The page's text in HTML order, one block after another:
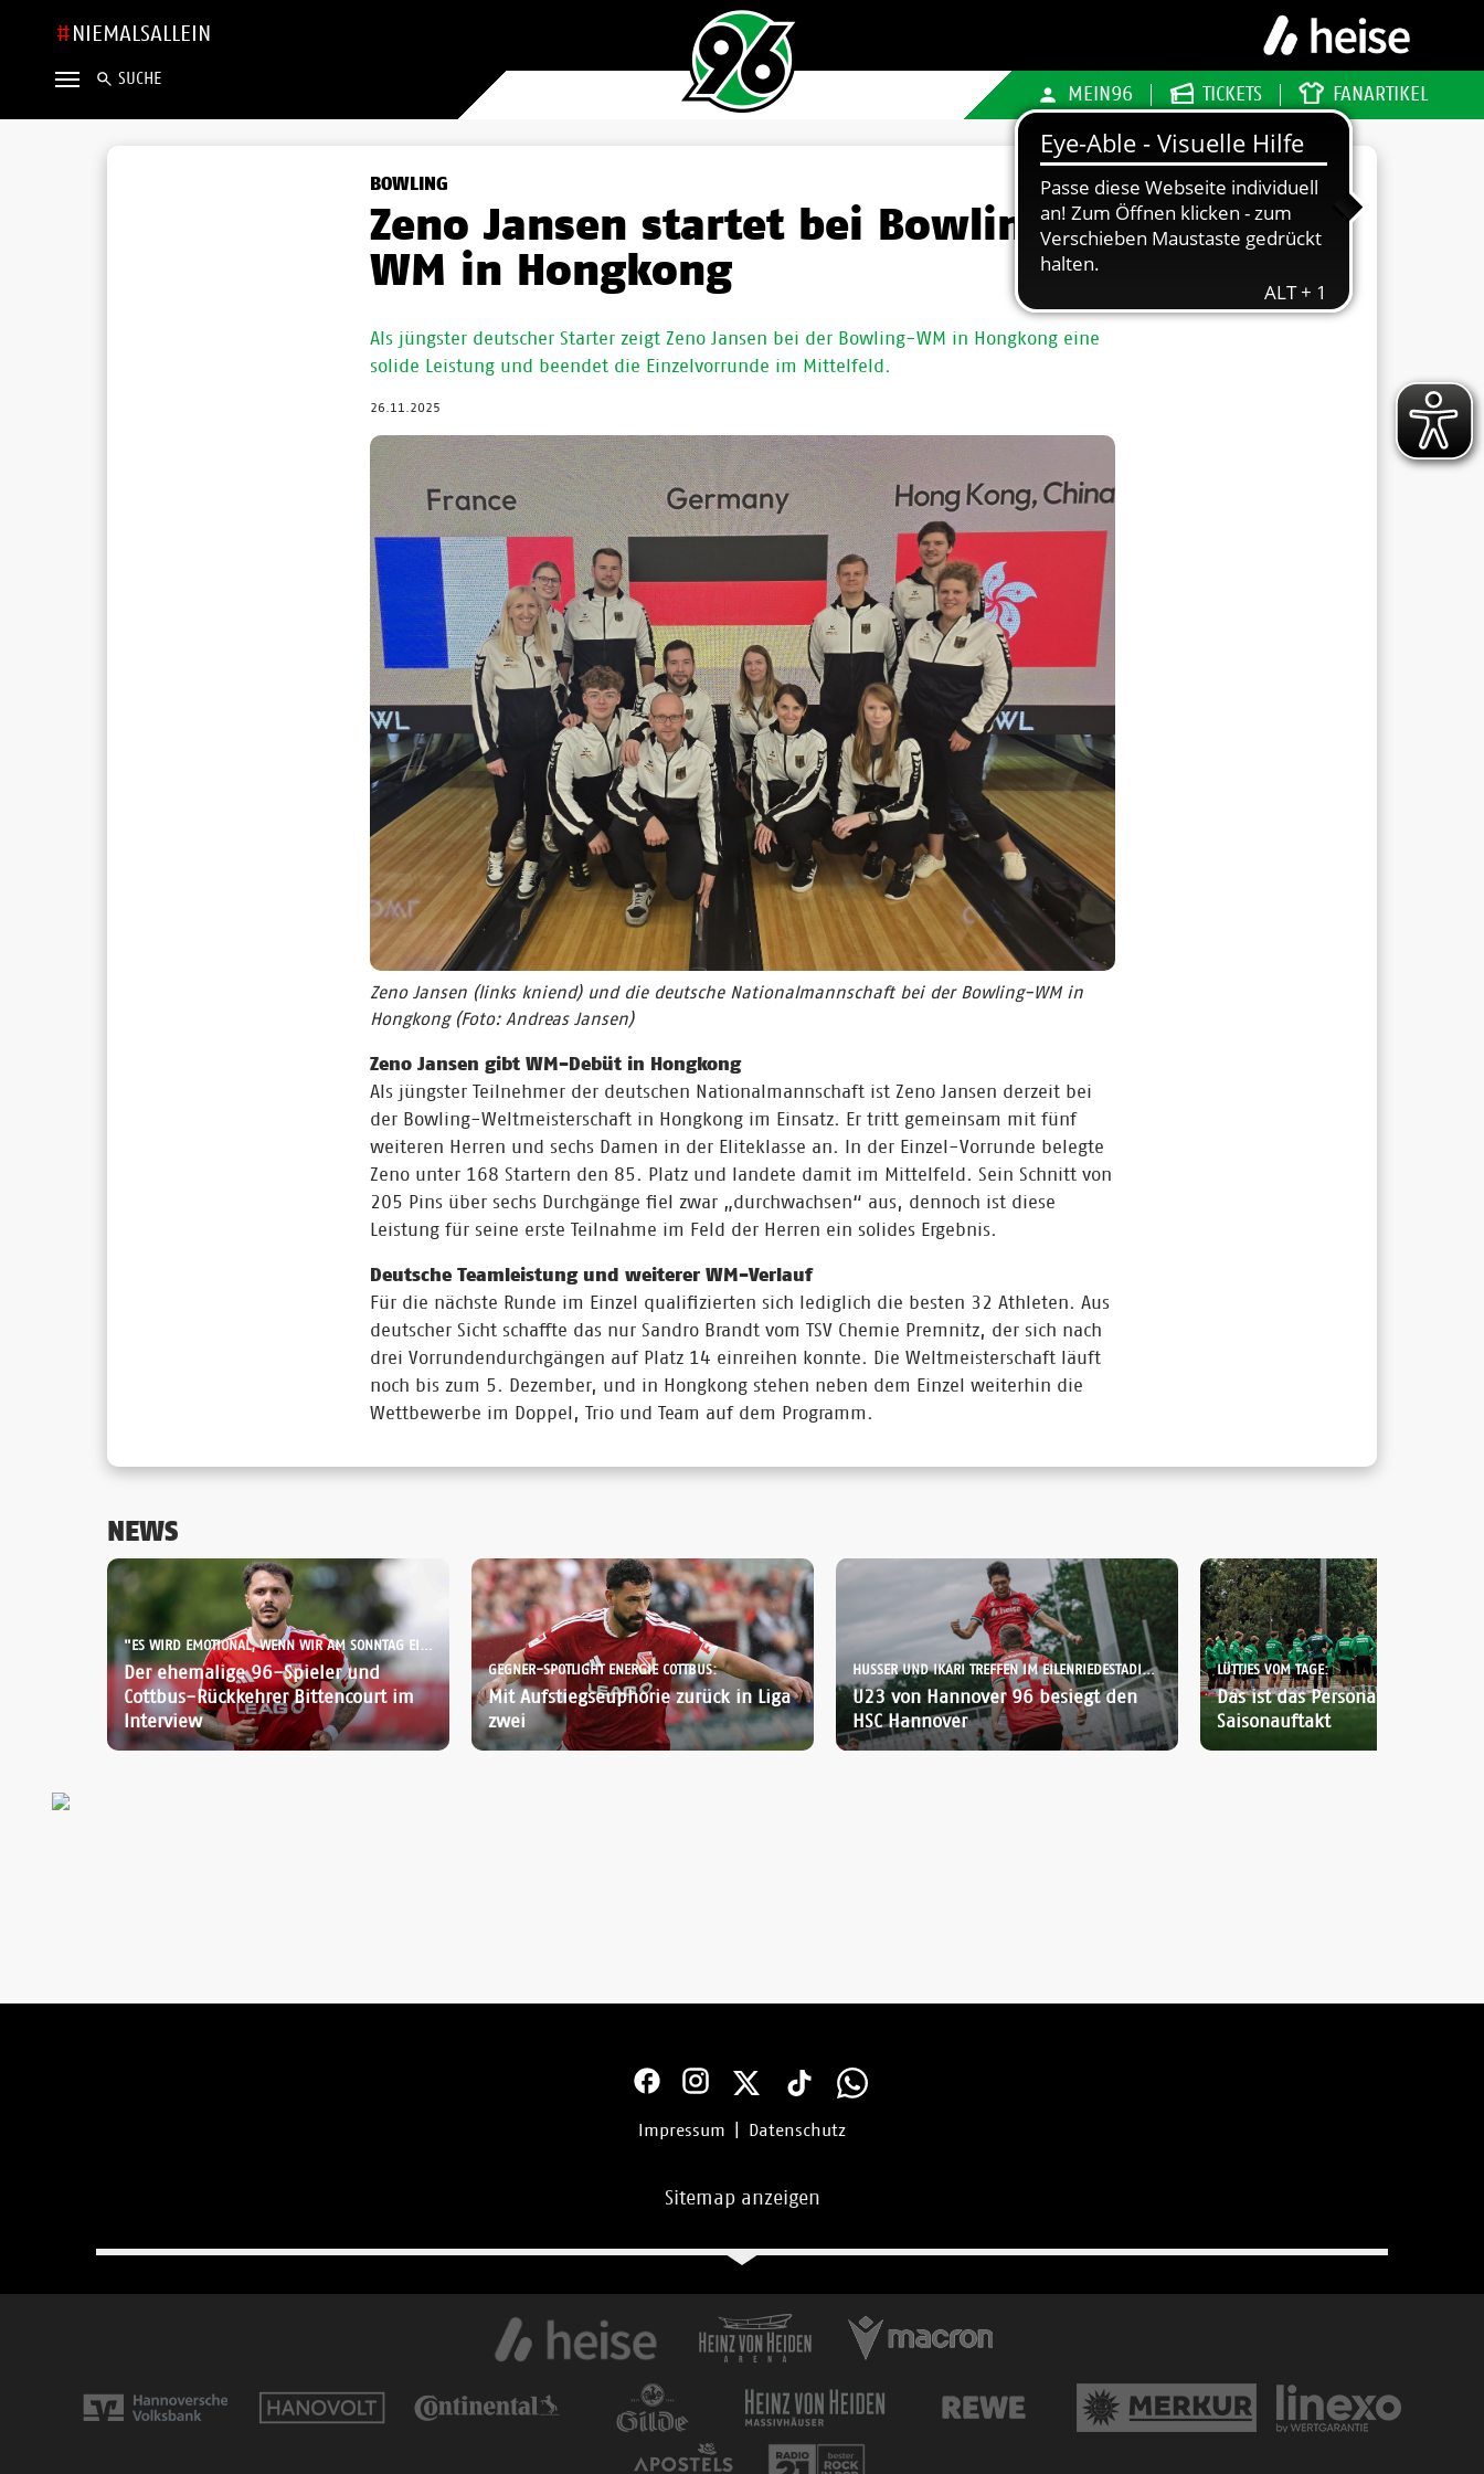
NIEMALSALLEIN
SUCHE
MEIN96 TICKETS FANARTIKEL
BOWLING
Zeno Jansen startet bei Bowling-
WM in Hongkong
Als jüngster deutscher Starter zeigt Zeno Jansen bei der Bowling-WM in Hongkong eine
solide Leistung und beendet die Einzelvorrunde im Mittelfeld.
26.11.2025
Zeno Jansen (links kniend) und die deutsche Nationalmannschaft bei der Bowling-WM in
Hongkong (Foto: Andreas Jansen)
Zeno Jansen gibt WM-Debüt in Hongkong
Als jüngster Teilnehmer der deutschen Nationalmannschaft ist Zeno Jansen derzeit bei
der Bowling-Weltmeisterschaft in Hongkong im Einsatz. Er tritt gemeinsam mit fünf
weiteren Herren und sechs Damen in der Eliteklasse an. In der Einzel-Vorrunde belegte
Zeno unter 168 Startern den 85. Platz und landete damit im Mittelfeld. Sein Schnitt von
205 Pins über sechs Durchgänge fiel zwar „durchwachsen“ aus, dennoch ist diese
Leistung für seine erste Teilnahme im Feld der Herren ein solides Ergebnis.
Deutsche Teamleistung und weiterer WM-Verlauf
Für die nächste Runde im Einzel qualifizierten sich lediglich die besten 32 Athleten. Aus
deutscher Sicht schaffte das nur Sandro Brandt vom TSV Chemie Premnitz, der sich nach
drei Vorrundendurchgängen auf Platz 14 einreihen konnte. Die Weltmeisterschaft läuft
noch bis zum 5. Dezember, und in Hongkong stehen neben dem Einzel weiterhin die
Wettbewerbe im Doppel, Trio und Team auf dem Programm.
NEWS
"ES WIRD EMOTIONAL, WENN WIR AM SONNTAG EINLAUFEN":
Der ehemalige 96-Spieler und
Cottbus-Rückkehrer Bittencourt im
Interview
GEGNER-SPOTLIGHT ENERGIE COTTBUS:
Mit Aufstiegseuphorie zurück in Liga
zwei
HUSSER UND IKARI TREFFEN IM EILENRIEDESTADION:
U23 von Hannover 96 besiegt den
HSC Hannover
LÜTTJES VOM TAGE:
Das ist das Personal für den
Saisonauftakt
Impressum Datenschutz
Sitemap anzeigen